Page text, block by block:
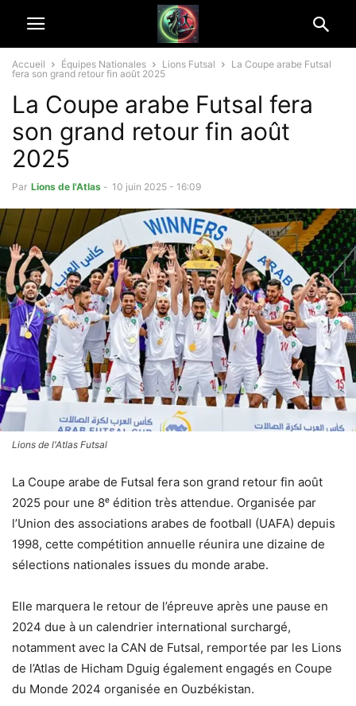
Accueil Équipes Nationales Lions Futsal
La Coupe arabe Futsal
fera son grand retour fin août 2025
La Coupe arabe Futsal fera
son grand retour fin août
2025
Par Lions de l'Atlas - 10 juin 2025 - 16:09
Lions de l'Atlas Futsal
La Coupe arabe de Futsal fera son grand retour fin août
2025 pour une 8ᵉ édition très attendue. Organisée par
l’Union des associations arabes de football (UAFA) depuis
1998, cette compétition annuelle réunira une dizaine de
sélections nationales issues du monde arabe.
Elle marquera le retour de l’épreuve après une pause en
2024 due à un calendrier international surchargé,
notamment avec la CAN de Futsal, remportée par les Lions
de l’Atlas de Hicham Dguig également engagés en Coupe
du Monde 2024 organisée en Ouzbékistan.